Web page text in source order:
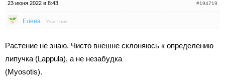
23 июня 2022 в 8:43 #194719
Елена Участник
Растение не знаю. Чисто внешне склоняюсь к определению
липучка (Lappula), а не незабудка
(Myosotis).